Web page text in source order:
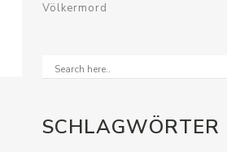
Völkermord
SCHLAGWÖRTER